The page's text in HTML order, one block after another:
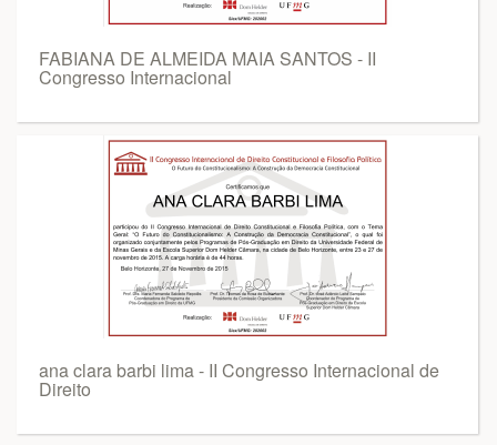
FABIANA DE ALMEIDA MAIA SANTOS - II
Congresso Internacional
ana clara barbi lima - II Congresso Internacional de
Direito